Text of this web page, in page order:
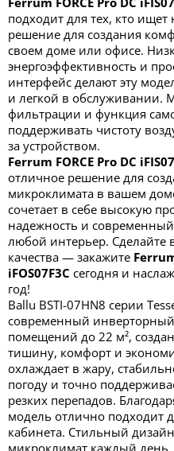
подходит для тех, кто
решение для создания
своем доме или офисе.
энергоэффективность и
интерфейс делают эту
и легкой в обслуживании.
фильтрации и функция
поддерживать чистоту
за устройством.
Ferrum FORCE Pro DC
отличное решение для
микроклимата в вашем
сочетает в себе высокую
надежность и
любой интерьер. Сделайте
качества — закажите
iFOS07F3C сегодня и
год!
Ballu BSTI-07HN8 серии
современный
помещений до 22 м²,
тишину, комфорт и
охлаждает в жару,
погоду и точно
резких перепадов.
модель отлично подходит
кабинета. Стильный
микроклимат каждый